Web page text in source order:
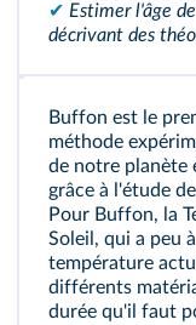
✔ Estimer l'âge
décrivant des
Buffon est le
méthode
de notre planète
grâce à l'étude
Pour Buffon, la
Soleil, qui a peu
température
différents
durée qu'il faut